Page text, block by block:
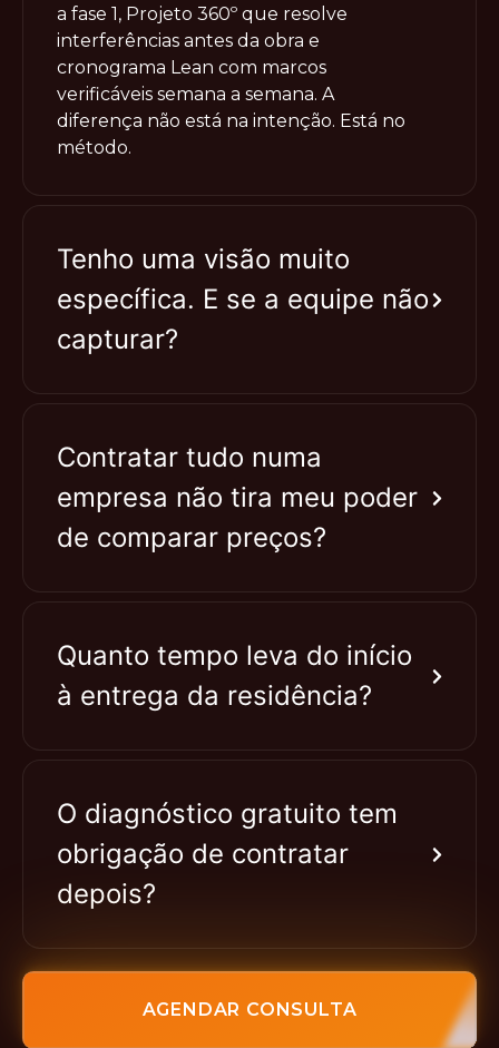
a fase 1, Projeto 360º que resolve
interferências antes da obra e
cronograma Lean com marcos
verificáveis semana a semana. A
diferença não está na intenção. Está no
método.
Tenho uma visão muito
específica. E se a equipe não
capturar?
Contratar tudo numa
empresa não tira meu poder
de comparar preços?
Quanto tempo leva do início
à entrega da residência?
O diagnóstico gratuito tem
obrigação de contratar
depois?
AGENDAR CONSULTA